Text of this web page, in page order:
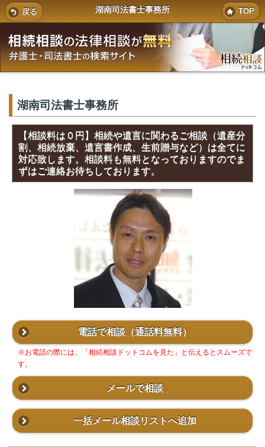
戻る 湖南司法書士事務所 TOP
湖南司法書士事務所
【相談料は０円】相続や遺言に関わるご相談（遺産分
割、相続放棄、遺言書作成、生前贈与など）は全てに
対応致します。相談料も無料となっておりますのでま
ずはご連絡お待ちしております。
電話で相談 （通話料無料）
※お電話の際には、「相続相談ドットコムを見た」と伝えるとスムーズで
す。
メールで相談
一括メール相談リストへ追加